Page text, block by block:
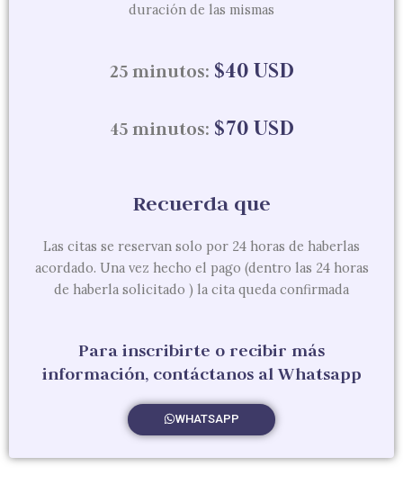
duración de las mismas
25 minutos: $40 USD
45 minutos: $70 USD
Recuerda que
Las citas se reservan solo por 24 horas de haberlas
acordado. Una vez hecho el pago (dentro las 24 horas
de haberla solicitado ) la cita queda confirmada
Para inscribirte o recibir más
información, contáctanos al Whatsapp
WHATSAPP